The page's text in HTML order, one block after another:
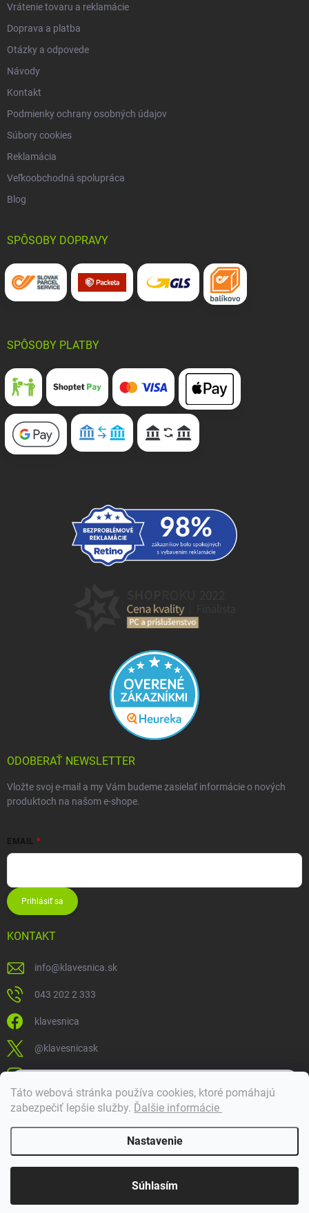
Táto webová stránka používa cookies, ktoré pomáhajú
zabezpečiť lepšie služby. Ďalšie informácie
Nastavenie
Súhlasím
Vrátenie tovaru a reklamácie
Doprava a platba
Otázky a odpovede
Návody
Kontakt
Podmienky ochrany osobných údajov
Súbory cookies
Reklamácia
Veľkoobchodná spolupráca
Blog
SPÔSOBY DOPRAVY
SPÔSOBY PLATBY
ODOBERAŤ NEWSLETTER
Vložte svoj e-mail a my Vám budeme zasielať informácie o nových
produktoch na našom e-shope.
EMAIL
Prihlásiť sa
KONTAKT
info@klavesnica.sk
043 202 2 333
klavesnica
@klavesnicask
klavesnica_sk
Doprava a platba
Klávesnica . Všetky práva vyhradené.
Dobrý deň! 👋 Pomôžem vám nájsť správny diel. Napíšte mi.